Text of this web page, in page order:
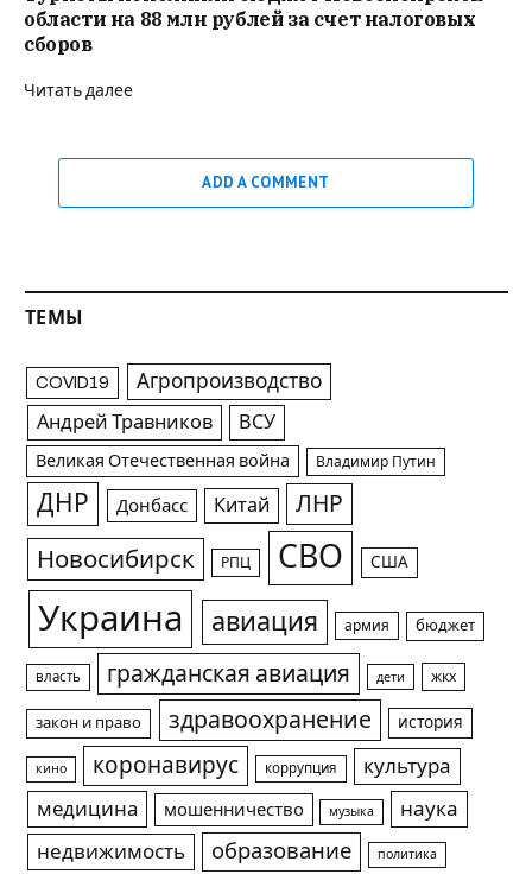
области на 88 млн рублей за счет налоговых
сборов
Читать далее
ADD A COMMENT
ТЕМЫ
COVID19 Агропроизводство
Андрей Травников ВСУ
Великая Отечественная война Владимир Путин
ДНР Донбасс Китай ЛНР
Новосибирск РПЦ СВО США
Украина авиация армия бюджет
власть гражданская авиация дети жкх
закон и право здравоохранение история
кино коронавирус коррупция
культура
медицина
мошенничество музыка
наука
недвижимость
образование политика